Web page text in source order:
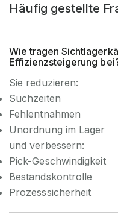
Beständigkeit
Artikel-Breite (mm)
Artikel-Tiefe (mm)
Rasterabstand
Rahmentyp (Profil)
Profilabmessung
Häufig gestellte
Wie tragen
Effizienzsteigerung
Sie reduzieren:
Suchzeiten
Fehlentnahmen
Unordnung im Lager
und verbessern:
Pick-Geschwindigkeit
Bestandskontrolle
Prozesssicherheit